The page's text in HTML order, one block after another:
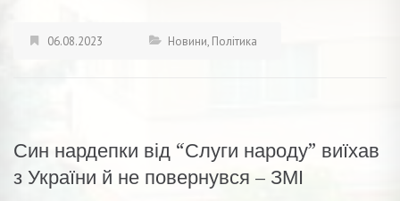
06.08.2023 Новини, Політика
Син нардепки від “Слуги народу” виїхав
з України й не повернувся – ЗМІ